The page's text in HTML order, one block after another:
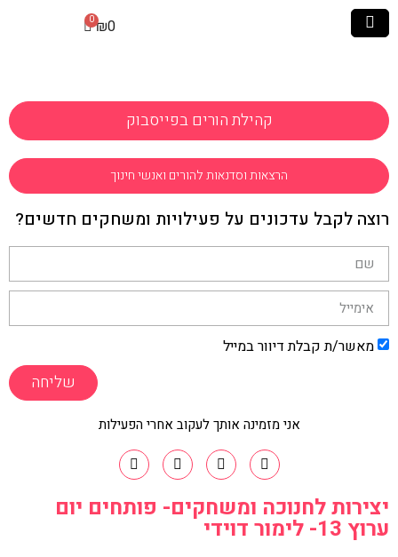
₪0
קהילת הורים בפייסבוק
הרצאות וסדנאות להורים ואנשי חינוך
רוצה לקבל עדכונים על פעילויות ומשחקים חדשים?
מאשר/ת קבלת דיוור במייל
שליחה
אני מזמינה אותך לעקוב אחרי הפעילות
יצירות לחנוכה ומשחקים- פותחים יום
ערוץ 13- לימור דוידי